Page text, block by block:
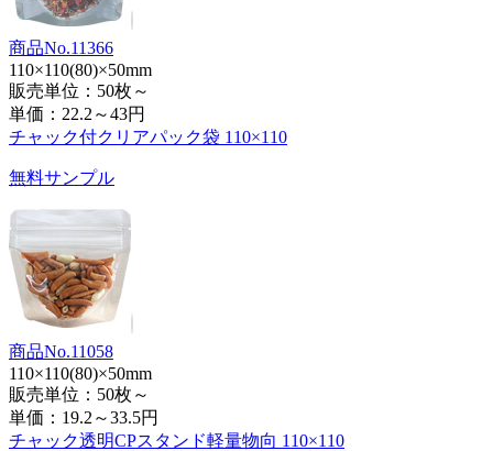
商品No.11366
110×110(80)×50mm
販売単位：50枚～
単価： 22.2～43円
チャック付クリアパック袋 110×110
無料サンプル
商品No.11058
110×110(80)×50mm
販売単位：50枚～
単価： 19.2～33.5円
チャック透明CPスタンド軽量物向 110×110